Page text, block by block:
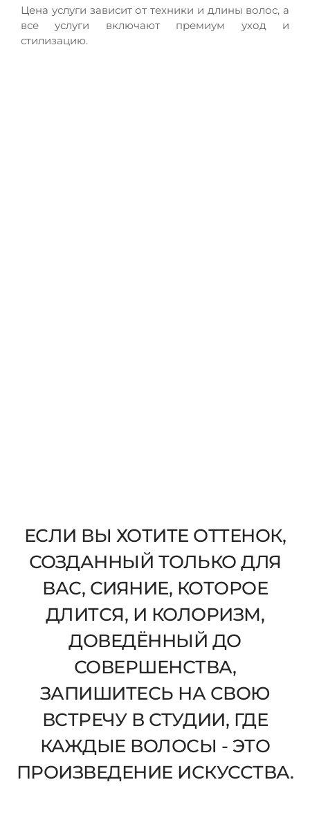
Цена услуги зависит от техники и длины волос, а
все услуги включают премиум уход и
стилизацию.
ЕСЛИ ВЫ ХОТИТЕ ОТТЕНОК,
СОЗДАННЫЙ ТОЛЬКО ДЛЯ
ВАС, СИЯНИЕ, КОТОРОЕ
ДЛИТСЯ, И КОЛОРИЗМ,
ДОВЕДЁННЫЙ ДО
СОВЕРШЕНСТВА,
ЗАПИШИТЕСЬ НА СВОЮ
ВСТРЕЧУ В СТУДИИ, ГДЕ
КАЖДЫЕ ВОЛОСЫ - ЭТО
ПРОИЗВЕДЕНИЕ ИСКУССТВА.